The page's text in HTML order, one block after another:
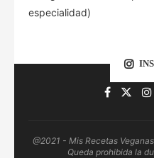
especialidad)
@2021 - Mis Recetas
Queda prohibida la